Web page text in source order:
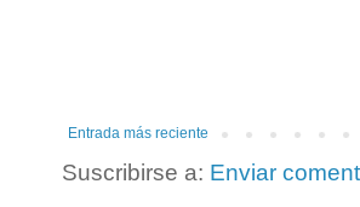
Entrada más reciente
Suscribirse a: Enviar